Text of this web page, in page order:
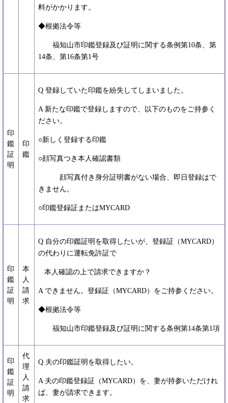
料がかかります。
◆根拠法令等
福知山市印鑑登録及び証明に関する条例第10条、第
14条、第16条第1号
印
鑑
証
明
印
鑑
Q 登録していた印鑑を紛失してしまいました。
A 新たな印鑑で登録しますので、以下のものをご持参く
ださい。
○新しく登録する印鑑
○顔写真つき本人確認書類
顔写真付き身分証明書がない場合、即日登録はで
きません。
○印鑑登録証またはMYCARD
印
鑑
証
明
本
人
請
求
Q 自分の印鑑証明を取得したいが、登録証（MYCARD）
の代わりに運転免許証で
本人確認の上で請求できますか？
A できません。登録証（MYCARD）をご持参ください。
◆根拠法令等
福知山市印鑑登録及び証明に関する条例第14条第1項
印
鑑
証
明
代
理
人
請
求
Q 夫の印鑑証明を取得したい。
A 夫の印鑑登録証（MYCARD）を、妻が持参いただけれ
ば、妻が請求できます。